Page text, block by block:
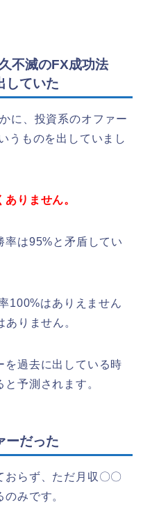
不滅のFX成功法
していた
に、投資系のオファー
うものを出していまし
りません。
率は95%と矛盾してい
100%はありえません
りません。
を過去に出している時
予測されます。
ーだった
おらず、ただ月収〇〇
みです。